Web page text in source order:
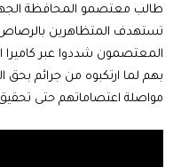
طالب معتصمو المحافظة
تستهدف المتظاهرين
المعتصمون شددوا عبر كاميرا
بهم لما ارتكبوه من جرائم
مواصلة اعتصاماتهم حتى